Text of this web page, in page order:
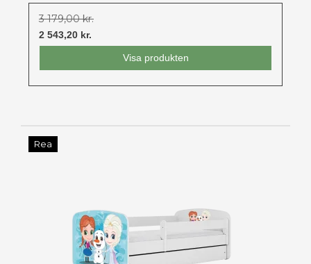
3 179,00 kr.
2 543,20 kr.
Visa produkten
Rea